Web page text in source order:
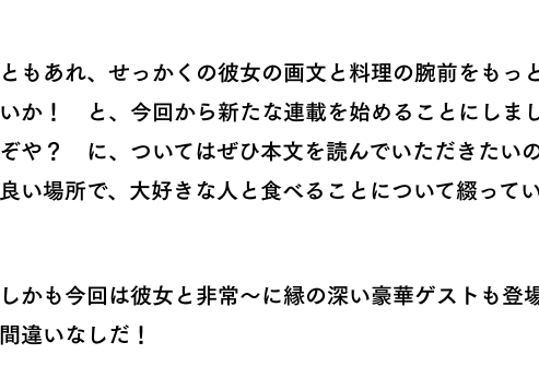
ともあれ、せっかくの彼女の画文と料理の腕前をも
いか！ と、今回から新たな連載を始めることにし
ぞや？ に、ついてはぜひ本文を読んでいただきたい
良い場所で、大好きな人と食べることについて綴ってい
しかも今回は彼女と非常〜に縁の深い豪華ゲストも登
間違いなしだ！